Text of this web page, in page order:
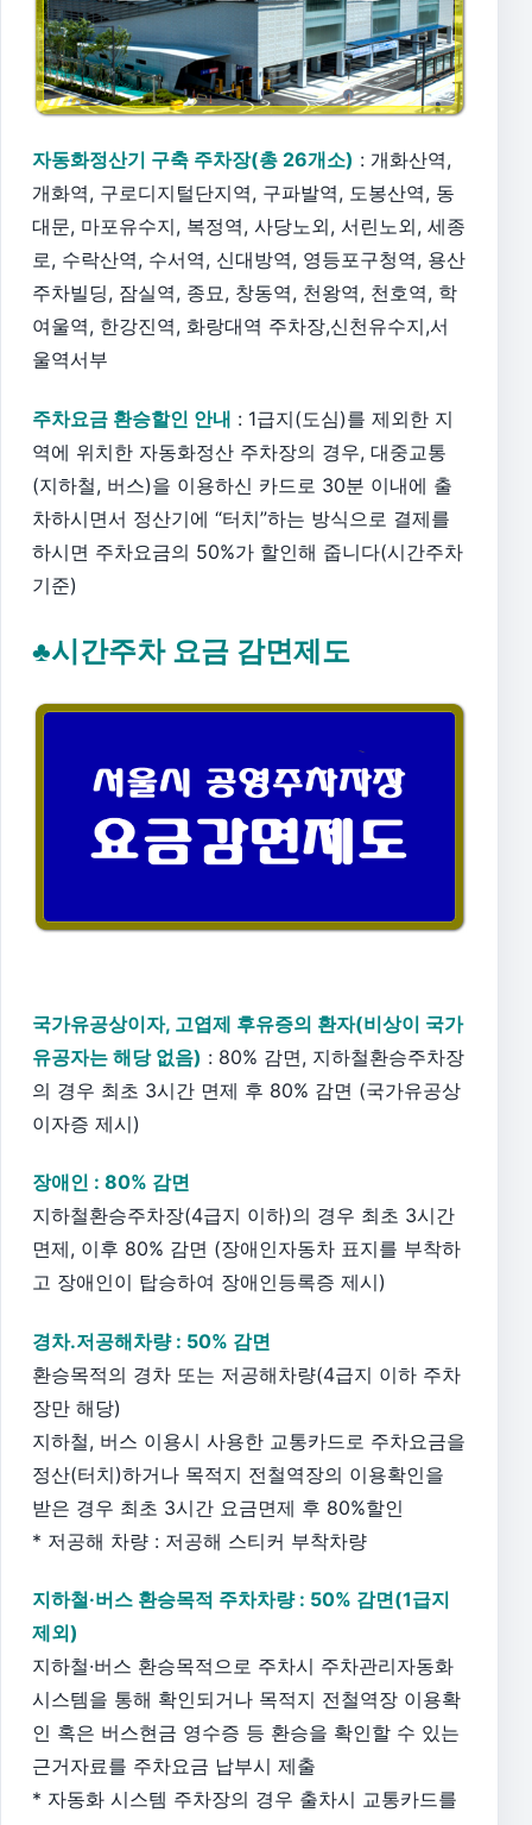
자동화정산기 구축 주차장(총 26개소) : 개화산역,
개화역, 구로디지털단지역, 구파발역, 도봉산역, 동
대문, 마포유수지, 복정역, 사당노외, 서린노외, 세종
로, 수락산역, 수서역, 신대방역, 영등포구청역, 용산
주차빌딩, 잠실역, 종묘, 창동역, 천왕역, 천호역, 학
여울역, 한강진역, 화랑대역 주차장,신천유수지,서
울역서부
주차요금 환승할인 안내 : 1급지(도심)를 제외한 지
역에 위치한 자동화정산 주차장의 경우, 대중교통
(지하철, 버스)을 이용하신 카드로 30분 이내에 출
차하시면서 정산기에 “터치”하는 방식으로 결제를
하시면 주차요금의 50%가 할인해 줍니다(시간주차
기준)
♣시간주차 요금 감면제도
국가유공상이자, 고엽제 후유증의 환자(비상이 국가
유공자는 해당 없음) : 80% 감면, 지하철환승주차장
의 경우 최초 3시간 면제 후 80% 감면 (국가유공상
이자증 제시)
장애인 : 80% 감면
지하철환승주차장(4급지 이하)의 경우 최초 3시간
면제, 이후 80% 감면 (장애인자동차 표지를 부착하
고 장애인이 탑승하여 장애인등록증 제시)
경차.저공해차량 : 50% 감면
환승목적의 경차 또는 저공해차량(4급지 이하 주차
장만 해당)
지하철, 버스 이용시 사용한 교통카드로 주차요금을
정산(터치)하거나 목적지 전철역장의 이용확인을
받은 경우 최초 3시간 요금면제 후 80%할인
* 저공해 차량 : 저공해 스티커 부착차량
지하철·버스 환승목적 주차차량 : 50% 감면(1급지
제외)
지하철·버스 환승목적으로 주차시 주차관리자동화
시스템을 통해 확인되거나 목적지 전철역장 이용확
인 혹은 버스현금 영수증 등 환승을 확인할 수 있는
근거자료를 주차요금 납부시 제출
* 자동화 시스템 주차장의 경우 출차시 교통카드를